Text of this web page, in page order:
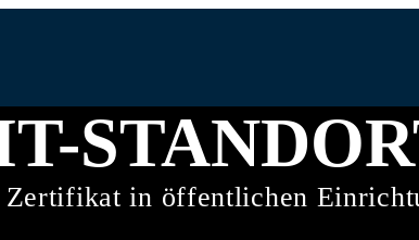
Zertifikat in öffentlichen